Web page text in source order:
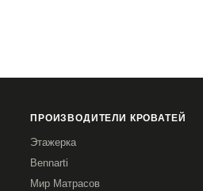
ПРОИЗВОДИТЕЛИ КРОВАТЕЙ
Этажерка
Bennarti
Мир Матрасов